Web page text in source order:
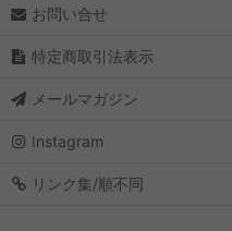
お問い合せ
特定商取引法表示
メールマガジン
Instagram
リンク集/順不同